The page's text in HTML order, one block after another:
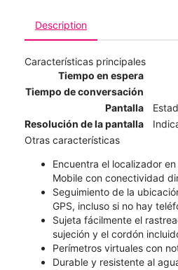
Description
Características principales
Tiempo en espera
Tiempo de conversación
Pantalla
Resolución de la pantalla
Otras características
Encuentra el localizador
Mobile con conectividad
Seguimiento de la
GPS, incluso si no hay
Sujeta fácilmente el
sujeción y el cordón
Perímetros virtuales con
Durable y resistente al